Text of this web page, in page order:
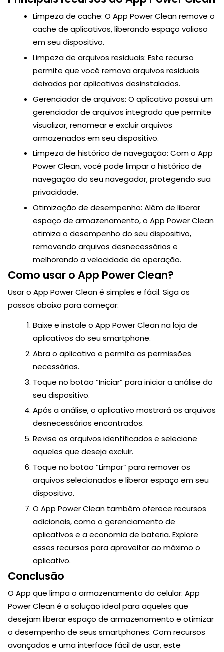
Limpeza de cache: O App Power Clean remove o
cache de aplicativos, liberando espaço valioso
em seu dispositivo.
Limpeza de arquivos residuais: Este recurso
permite que você remova arquivos residuais
deixados por aplicativos desinstalados.
Gerenciador de arquivos: O aplicativo possui um
gerenciador de arquivos integrado que permite
visualizar, renomear e excluir arquivos
armazenados em seu dispositivo.
Limpeza de histórico de navegação: Com o App
Power Clean, você pode limpar o histórico de
navegação do seu navegador, protegendo sua
privacidade.
Otimização de desempenho: Além de liberar
espaço de armazenamento, o App Power Clean
otimiza o desempenho do seu dispositivo,
removendo arquivos desnecessários e
melhorando a velocidade de operação.
Como usar o App Power Clean?
Usar o App Power Clean é simples e fácil. Siga os
passos abaixo para começar:
Baixe e instale o App Power Clean na loja de
aplicativos do seu smartphone.
Abra o aplicativo e permita as permissões
necessárias.
Toque no botão “Iniciar” para iniciar a análise do
seu dispositivo.
Após a análise, o aplicativo mostrará os arquivos
desnecessários encontrados.
Revise os arquivos identificados e selecione
aqueles que deseja excluir.
Toque no botão “Limpar” para remover os
arquivos selecionados e liberar espaço em seu
dispositivo.
O App Power Clean também oferece recursos
adicionais, como o gerenciamento de
aplicativos e a economia de bateria. Explore
esses recursos para aproveitar ao máximo o
aplicativo.
Conclusão
O App que limpa o armazenamento do celular: App
Power Clean é a solução ideal para aqueles que
desejam liberar espaço de armazenamento e otimizar
o desempenho de seus smartphones. Com recursos
avançados e uma interface fácil de usar, este